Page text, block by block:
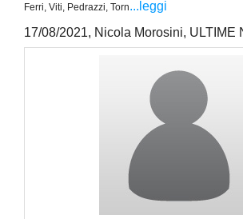
Ferri, Viti, Pedrazzi, Torn...leggi
17/08/2021, Nicola Morosini, ULTIME